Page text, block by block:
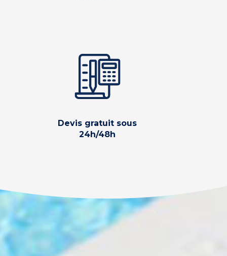
Devis gratuit sous
24h/48h